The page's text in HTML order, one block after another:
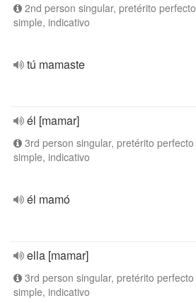
2nd person singular, pretérito perfecto
simple, indicativo
tú mamaste
él [mamar]
3rd person singular, pretérito perfecto
simple, indicativo
él mamó
ella [mamar]
3rd person singular, pretérito perfecto
simple, indicativo